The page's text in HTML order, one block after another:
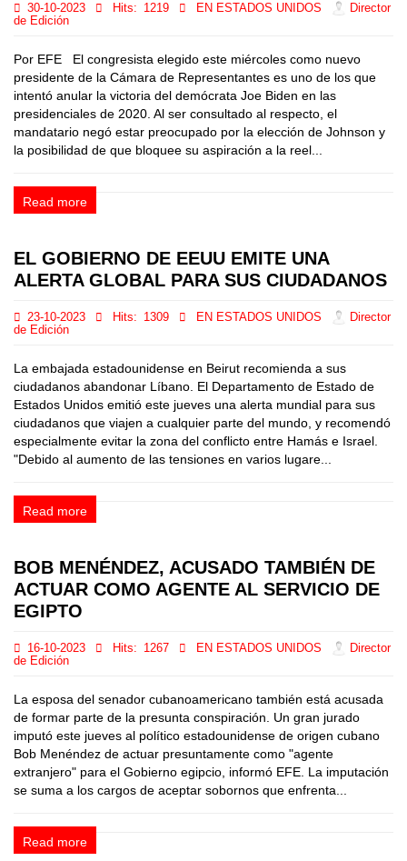
30-10-2023 Hits: 1219 EN ESTADOS UNIDOS
Director
de Edición
Por EFE El congresista elegido este miércoles como nuevo
presidente de la Cámara de Representantes es uno de los que
intentó anular la victoria del demócrata Joe Biden en las
presidenciales de 2020. Al ser consultado al respecto, el
mandatario negó estar preocupado por la elección de Johnson y
la posibilidad de que bloquee su aspiración a la reel...
Read more
EL GOBIERNO DE EEUU EMITE UNA
ALERTA GLOBAL PARA SUS CIUDADANOS
23-10-2023 Hits: 1309 EN ESTADOS UNIDOS
Director
de Edición
La embajada estadounidense en Beirut recomienda a sus
ciudadanos abandonar Líbano. El Departamento de Estado de
Estados Unidos emitió este jueves una alerta mundial para sus
ciudadanos que viajen a cualquier parte del mundo, y recomendó
especialmente evitar la zona del conflicto entre Hamás e Israel.
"Debido al aumento de las tensiones en varios lugare...
Read more
BOB MENÉNDEZ, ACUSADO TAMBIÉN DE
ACTUAR COMO AGENTE AL SERVICIO DE
EGIPTO
16-10-2023 Hits: 1267 EN ESTADOS UNIDOS
Director
de Edición
La esposa del senador cubanoamericano también está acusada
de formar parte de la presunta conspiración. Un gran jurado
imputó este jueves al político estadounidense de origen cubano
Bob Menéndez de actuar presuntamente como "agente
extranjero" para el Gobierno egipcio, informó EFE. La imputación
se suma a los cargos de aceptar sobornos que enfrenta...
Read more